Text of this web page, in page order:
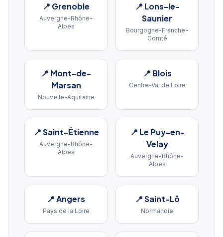
📍 Grenoble
Auvergne-Rhône-
Alpes
📍 Lons-le-
Saunier
Bourgogne-Franche-
Comté
📍 Mont-de-
Marsan
Nouvelle-Aquitaine
📍 Blois
Centre-Val de Loire
📍Saint-Étienne
Auvergne-Rhône-
Alpes
📍 Le Puy-en-
Velay
Auvergne-Rhône-
Alpes
📍Angers
Pays de la Loire
📍Saint-Lô
Normandie